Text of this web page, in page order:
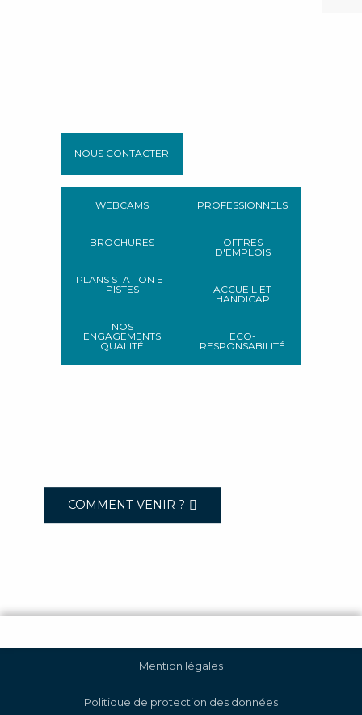
NOUS CONTACTER
WEBCAMS
BROCHURES
PLANS STATION ET
PISTES
NOS
ENGAGEMENTS
QUALITÉ
PROFESSIONNELS
OFFRES
D'EMPLOIS
ACCUEIL ET
HANDICAP
ECO-
RESPONSABILITÉ
COMMENT VENIR ?
Mention légales
Politique de protection des données